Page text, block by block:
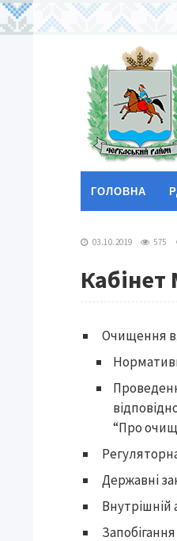
ГОЛОВНА
03.10.2019 575
Кабінет
Очищення
“Про
Державні
Внутрішній